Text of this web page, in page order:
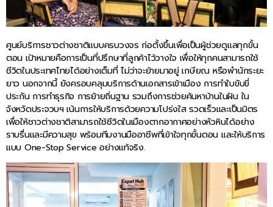
ศูนย์บริการชาวต่างชาติแบบครบวงจร ก่อตั้งขึ้นเพื่อเป็นผู้ช่วยดูแลทุกขั้น
ตอน เป้าหมายคือการเป็นที่ปรึกษาที่ลูกค้าไว้วางใจ เพื่อให้ทุกคนสามารถใช้
ชีวิตในประเทศไทยได้อย่างเต็มที่ ไม่ว่าจะย้ายมาอยู่ เกษียณ หรือพำนักระยะ
ยาว นอกจากนี้ ยังครอบคลุมบริการด้านเอกสารเข้าเมือง การทำใบขับขี่
ประกัน การทำธุรกิจ การย้ายถิ่นฐาน รวมถึงการช่วยค้นหาบ้านในฝัน ใน
จังหวัดประจวบฯ เน้นการให้บริการด้วยความโปร่งใส รวดเร็วและเป็นมิตร
เพื่อให้ชาวต่างชาติสามารถใช้ชีวิตในเมืองตากอากาศอย่างหัวหินได้อย่าง
ราบรื่นและมีความสุข พร้อมทีมงานมืออาชีพที่เข้าใจทุกขั้นตอน และให้บริการ
แบบ One-Stop Service อย่างแท้จริง.